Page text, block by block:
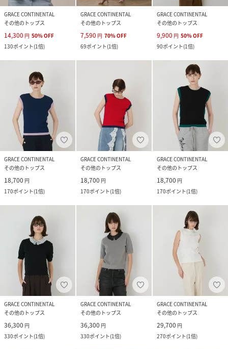
GRACE CONTINENTAL
その他のトップス
14,300 円 50%OFF
130ポイント(1倍)
GRACE CONTINENTAL
その他のトップス
7,590 円 70%OFF
69ポイント(1倍)
GRACE CONTINENTAL
その他のトップス
9,900 円 50%OFF
90ポイント(1倍)
GRACE CONTINENTAL
その他のトップス
18,700 円
170ポイント(1倍)
GRACE CONTINENTAL
その他のトップス
18,700 円
170ポイント(1倍)
GRACE CONTINENTAL
その他のトップス
18,700 円
170ポイント(1倍)
GRACE CONTINENTAL
その他のトップス
36,300 円
330ポイント(1倍)
GRACE CONTINENTAL
その他のトップス
36,300 円
330ポイント(1倍)
GRACE CONTINENTAL
その他のトップス
29,700 円
270ポイント(1倍)